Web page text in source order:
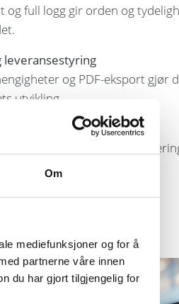
Om
mediefunksjoner og for å
partnerne våre innen
du har gjort tilgjengelig for
og full logg gir orden og
leveransestyring
og PDF-eksport gjør
utvikling.
visning med filtrering og
dokumentasjon og modell.